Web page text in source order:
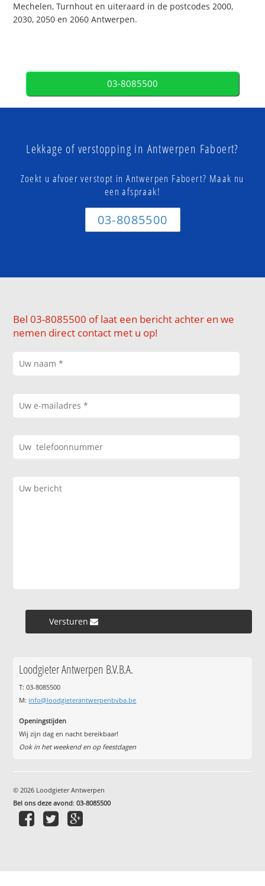
Mechelen, Turnhout en uiteraard in de postcodes 2000,
2030, 2050 en 2060 Antwerpen.
03-8085500
Lekkage of verstopping in Antwerpen Faboert?
Zoekt u afvoer verstopt in Antwerpen Faboert? Maak nu
een afspraak!
03-8085500
Bel 03-8085500 of laat een bericht achter en we
nemen direct contact met u op!
Versturen »
Loodgieter Antwerpen B.V.B.A.
T: 03-8085500
M: info@loodgieterantwerpenbvba.be
Openingstijden
Wij zijn dag en nacht bereikbaar!
Ook in het weekend en op feestdagen
© 2026 Loodgieter Antwerpen
Bel ons deze avond:03-8085500